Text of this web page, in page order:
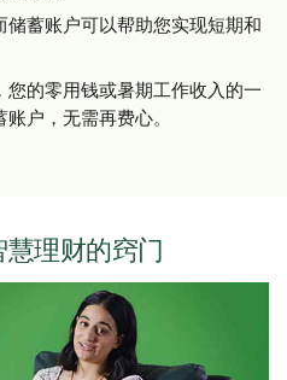
蓄账户可以帮助您实现短期和
您的零用钱或暑期工作收入的一
户，无需再费心。
慧理财的窍门